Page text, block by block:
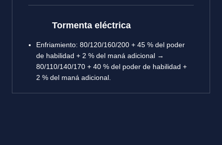
Tormenta eléctrica
Enfriamiento: 80/120/160/200 + 45 % del poder
de habilidad + 2 % del maná adicional →
80/110/140/170 + 40 % del poder de habilidad +
2 % del maná adicional.